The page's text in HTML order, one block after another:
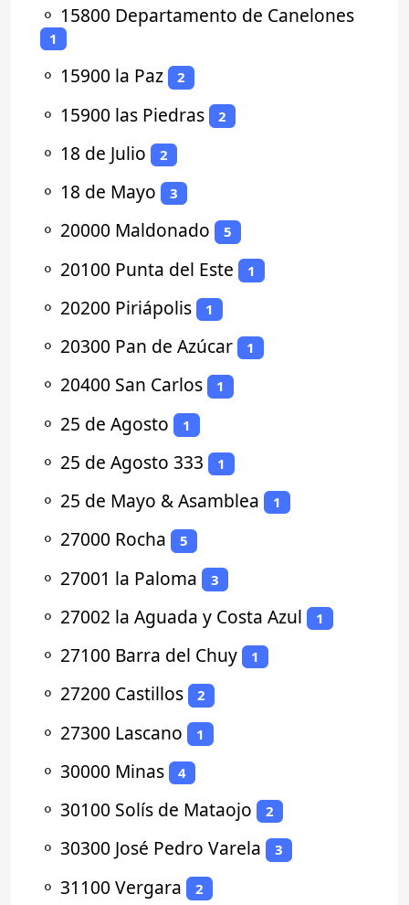
⚬ 15800 Departamento de Canelones
1
⚬ 15900 la Paz 2
⚬ 15900 las Piedras 2
⚬ 18 de Julio 2
⚬ 18 de Mayo 3
⚬ 20000 Maldonado 5
⚬ 20100 Punta del Este 1
⚬ 20200 Piriápolis 1
⚬ 20300 Pan de Azúcar 1
⚬ 20400 San Carlos 1
⚬ 25 de Agosto 1
⚬ 25 de Agosto 333 1
⚬ 25 de Mayo & Asamblea 1
⚬ 27000 Rocha 5
⚬ 27001 la Paloma 3
⚬ 27002 la Aguada y Costa Azul 1
⚬ 27100 Barra del Chuy 1
⚬ 27200 Castillos 2
⚬ 27300 Lascano 1
⚬ 30000 Minas 4
⚬ 30100 Solís de Mataojo 2
⚬ 30300 José Pedro Varela 3
⚬ 31100 Vergara 2